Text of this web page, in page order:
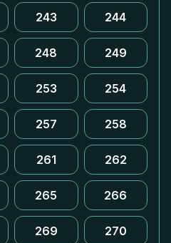
243 244
248 249
253 254
257 258
261 262
265 266
269 270